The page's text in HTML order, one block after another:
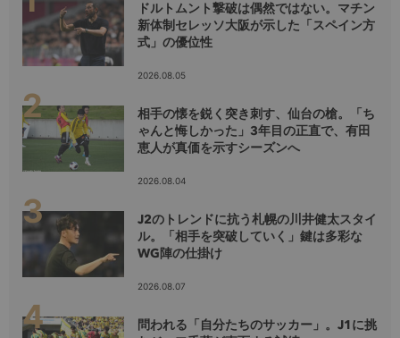
ドルトムント撃破は偶然ではない。マチン
新体制セレッソ大阪が示した「スペイン方
式」の優位性
2026.08.05
相手の懐を鋭く突き刺す、仙台の槍。「ち
ゃんと悔しかった」3年目の正直で、有田
恵人が真価を示すシーズンへ
2026.08.04
J2のトレンドに抗う札幌の川井健太スタイ
ル。「相手を突破していく」鍵は多彩な
WG陣の仕掛け
2026.08.07
問われる「自分たちのサッカー」。J1に挑